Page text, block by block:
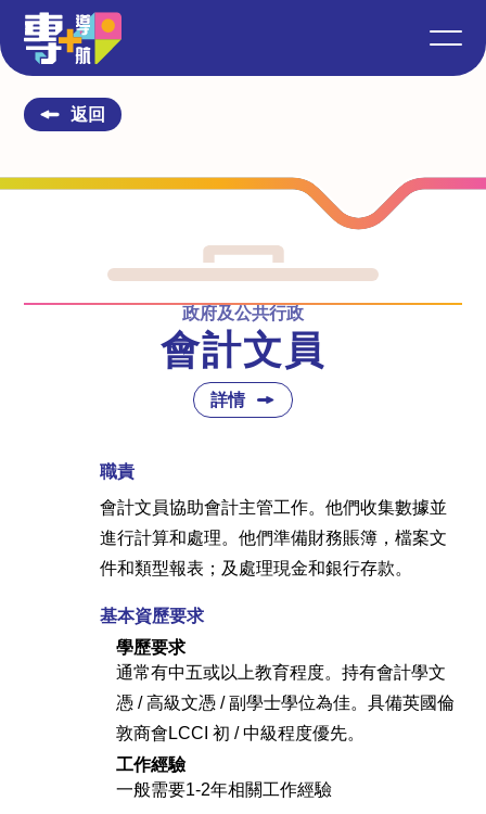
返回
政府及公共行政
會計文員
詳情
職責
會計文員協助會計主管工作。他們收集數據並
進行計算和處理。他們準備財務賬簿，檔案文
件和類型報表；及處理現金和銀行存款。
基本資歷要求
學歷要求
通常有中五或以上教育程度。持有會計學文
憑 / 高級文憑 / 副學士學位為佳。具備英國倫
敦商會LCCI 初 / 中級程度優先。
工作經驗
一般需要1-2年相關工作經驗